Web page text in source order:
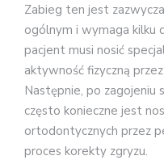
Zabieg ten jest
ogólnym i wymaga kilku
pacjent musi nosić
aktywność fizyczną
Następnie, po zagojeniu
często konieczne jest
ortodontycznych przez
proces korekty zgryzu.